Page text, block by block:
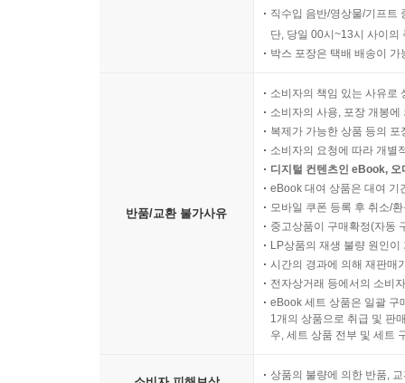
직수입 음반/영상물/기프트
단, 당일 00시~13시 사이의
박스 포장은 택배 배송이
반품/교환 불가사유
소비자의 책임 있는 사유로
소비자의 사용, 포장 개봉
복제가 가능한 상품 등의
소비자의 요청에 따라 개별
디지털 컨텐츠인 eBook,
eBook 대여 상품은 대여 기
모바일 쿠폰 등록 후 취소/
중고상품이 구매확정(자동
LP상품의 재생 불량 원인
시간의 경과에 의해 재판매
전자상거래 등에서의 소비
eBook 세트 상품은 일괄 구
1개의 상품으로 취급 및 판
우, 세트 상품 전부 및 세트
상품의 불량에 의한 반품,